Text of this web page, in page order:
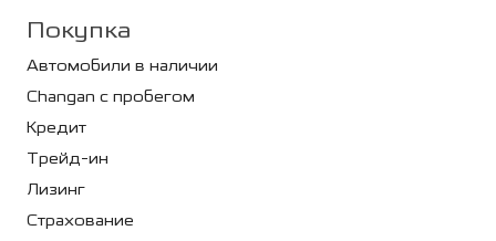
Покупка
Автомобили в наличии
Changan с пробегом
Кредит
Трейд-ин
Лизинг
Страхование